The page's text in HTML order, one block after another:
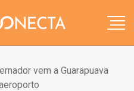
vem a Guarapuava